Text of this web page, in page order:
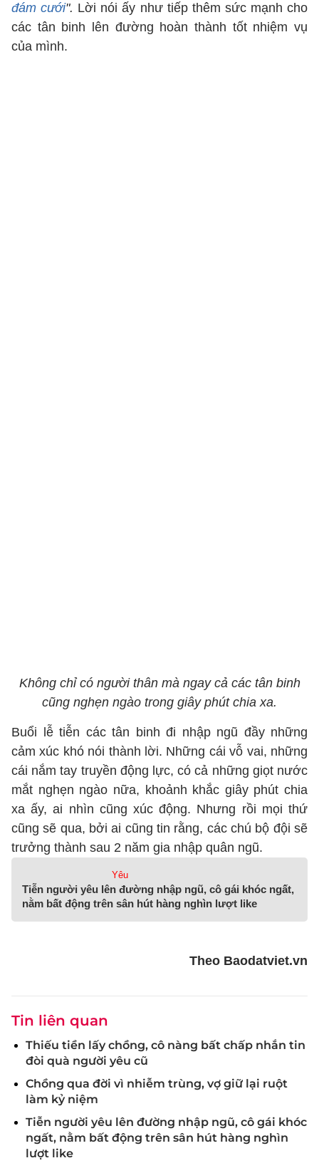
đám cưới". Lời nói ấy như tiếp thêm sức mạnh cho
các tân binh lên đường hoàn thành tốt nhiệm vụ
của mình.
Không chỉ có người thân mà ngay cả các tân binh
cũng nghẹn ngào trong giây phút chia xa.
Buổi lễ tiễn các tân binh đi nhập ngũ đầy những
cảm xúc khó nói thành lời. Những cái vỗ vai, những
cái nắm tay truyền động lực, có cả những giọt nước
mắt nghẹn ngào nữa, khoảnh khắc giây phút chia
xa ấy, ai nhìn cũng xúc động. Nhưng rồi mọi thứ
cũng sẽ qua, bởi ai cũng tin rằng, các chú bộ đội sẽ
trưởng thành sau 2 năm gia nhập quân ngũ.
Yêu
Tiễn người yêu lên đường nhập ngũ, cô gái khóc ngất,
nằm bất động trên sân hút hàng nghìn lượt like
Theo Baodatviet.vn
Tin liên quan
Thiếu tiền lấy chồng, cô nàng bất chấp nhắn tin
đòi quà người yêu cũ
Chồng qua đời vì nhiễm trùng, vợ giữ lại ruột
làm kỷ niệm
Tiễn người yêu lên đường nhập ngũ, cô gái khóc
ngất, nằm bất động trên sân hút hàng nghìn
lượt like